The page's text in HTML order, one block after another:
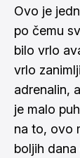
Ovo je
po čemu
bilo vrlo
vrlo
adrenalin,
je malo
na to, ovo
boljih